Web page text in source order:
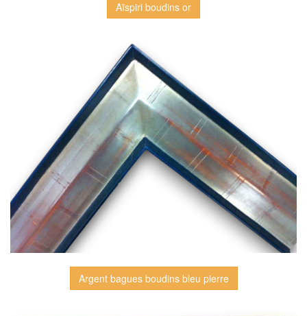
Aïspiri boudins or
Argent bagues boudins bleu pierre